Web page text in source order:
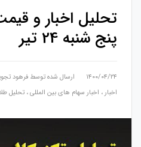
تحلیل اخبار و
پنج شنبه 24 تیر
۱۴۰۰/۰۴/۲۴ ارسال شده توسط فرهود
اخبار ، اخبار سهام های بین المللی، تحلیل